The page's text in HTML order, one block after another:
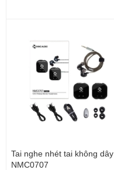
Tai nghe nhét tai không dây
NMC0707